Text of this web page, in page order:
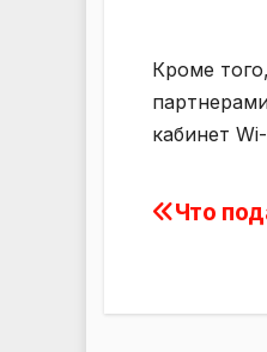
Кроме
кабинет
Что